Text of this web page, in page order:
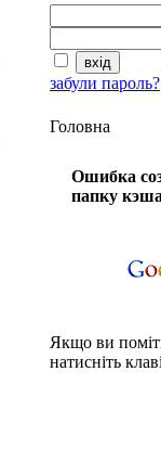
забули пароль?
Головна
Ошибка
папку
Якщо ви
натисніть